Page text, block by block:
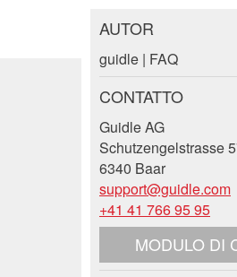
AUTOR
guidle | FAQ
CONTATTO
Guidle AG
Schutzengelstrasse
6340 Baar
support@guidle.com
+41 41 766 95 95
MODULO DI